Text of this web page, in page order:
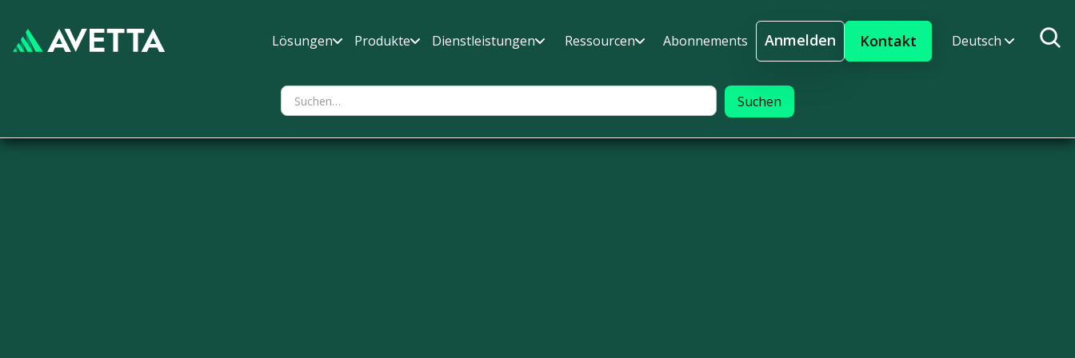
Lösungen Produkte Dienstleistungen Ressourcen Abonnements
Anmelden
Anmelden
Kontakt Deutsch